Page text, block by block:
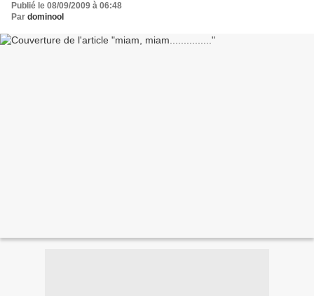
Publié le 08/09/2009 à 06:48
Par dominool